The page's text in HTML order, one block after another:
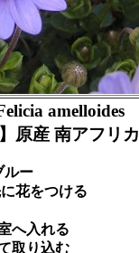
amelloides
原産 南アフリカ
ー
花をつける
へ入れる
取り込む